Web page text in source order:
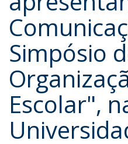
Simpósio
Escolar",